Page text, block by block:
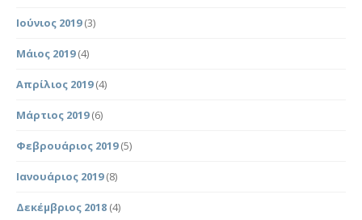
Ιούνιος 2019(3)
Μάιος 2019(4)
Απρίλιος 2019(4)
Μάρτιος 2019(6)
Φεβρουάριος 2019(5)
Ιανουάριος 2019(8)
Δεκέμβριος 2018 (4)